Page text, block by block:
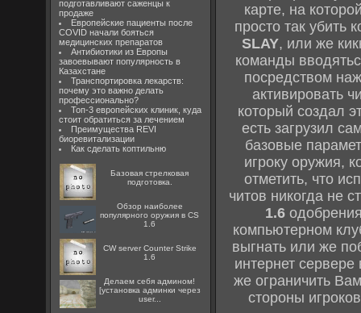
подготавливают саженцы к
продаже
Европейские пациенты после
COVID начали бояться
медицинских препаратов
Антибиотики из Европы
завоевывают популярность в
Казахстане
Транспортировка лекарств:
почему это важно делать
профессионально?
Топ-3 европейских клиник, куда
стоит обратиться за лечением
Преимущества REVI
биоревитализации
Как сделать коптильню
Базовая стрелковая
подготовка.
Обзор наиболее
популярного оружия в CS
1.6
CW server Counter Strike
1.6
Делаем себя админом!
[установка админки через
user...
карте, на
просто так убить
SLAY, или же
команды
посредством
активировать
который создал
есть загрузил
базовые
игроку оружия,
отметить, что
читов никогда не
1.6
компьютерном
выгнать или же
интернет сервере
же ограничить
стороны